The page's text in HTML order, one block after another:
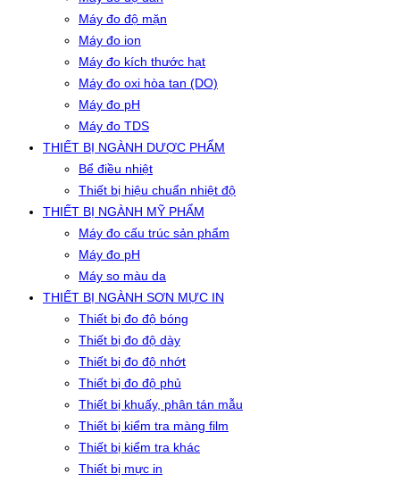
Máy đo độ mặn
Máy đo ion
Máy đo kích thước hạt
Máy đo oxi hòa tan (DO)
Máy đo pH
Máy đo TDS
THIẾT BỊ NGÀNH DƯỢC PHẨM
Bể điều nhiệt
Thiết bị hiệu chuẩn nhiệt độ
THIẾT BỊ NGÀNH MỸ PHẨM
Máy đo cấu trúc sản phẩm
Máy đo pH
Máy so màu da
THIẾT BỊ NGÀNH SƠN MỰC IN
Thiết bị đo độ bóng
Thiết bị đo độ dày
Thiết bị đo độ nhớt
Thiết bị đo độ phủ
Thiết bị khuấy, phân tán mẫu
Thiết bị kiểm tra màng film
Thiết bị kiểm tra khác
Thiết bị mực in